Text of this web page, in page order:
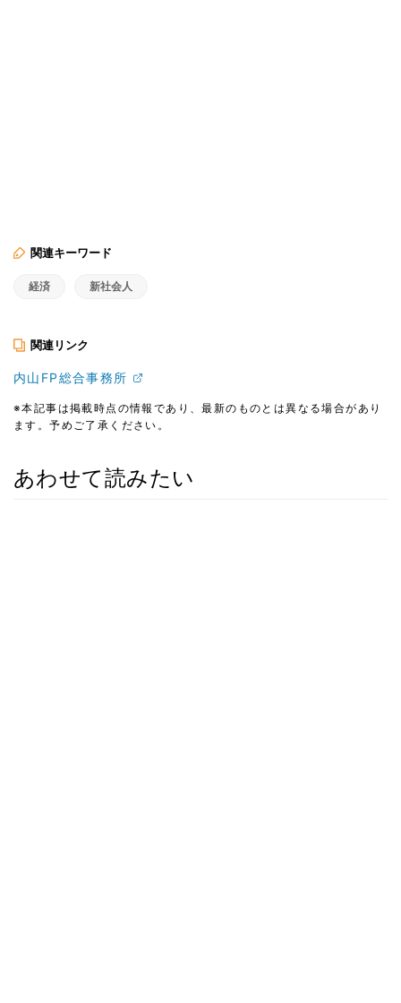
関連キーワード
経済 新社会人
関連リンク
内山FP総合事務所
※本記事は掲載時点の情報であり、最新のものとは異なる場合があり
ます。予めご了承ください。
あわせて読みたい